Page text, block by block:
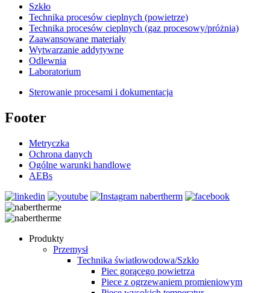
Szkło
Technika procesów cieplnych (powietrze)
Technika procesów cieplnych (gaz procesowy/próżnia)
Zaawansowane materiały
Wytwarzanie addytywne
Odlewnia
Laboratorium
Sterowanie procesami i dokumentacja
Footer
Metryczka
Ochrona danych
Ogólne warunki handlowe
AEBs
Produkty
Przemysł
Technika światłowodowa/Szkło
Piec gorącego powietrza
Piece z ogrzewaniem promieniowym